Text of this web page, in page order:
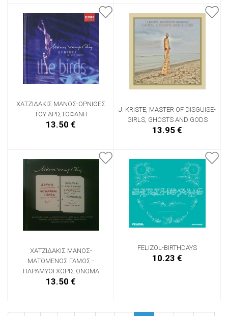
ΧΑΤΖΙΔΑΚΙΣ ΜΑΝΟΣ-ΟΡΝΙΘΕΣ
ΤΟΥ ΑΡΙΣΤΟΦΑΝΗ
13.50 €
J. KRISTE, MASTER OF DISGUISE-
GIRLS, GHOSTS AND GODS
13.95 €
ΧΑΤΖΙΔΑΚΙΣ ΜΑΝΟΣ-
ΜΑΤΩΜΕΝΟΣ ΓΑΜΟΣ -
ΠΑΡΑΜΥΘΙ ΧΩΡΙΣ ΟΝΟΜΑ
13.50 €
FELIZOL-BIRTHDAYS
10.23 €